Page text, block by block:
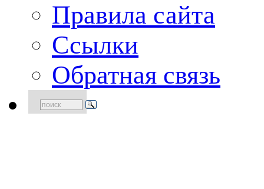
Правила сайта
Ссылки
Обратная связь